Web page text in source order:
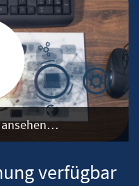
ansehen…
verfügbar